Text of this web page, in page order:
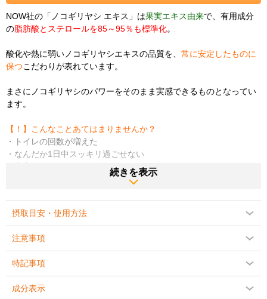
NOW社の「ノコギリヤシ エキス」は果実エキス由来で、有用成分
の脂肪酸とステロールを85～95％も標準化。
酸化や熱に弱いノコギリヤシエキスの品質を、 常に安定したものに
保つこだわりが表れています。
まさにノコギリヤシのパワーをそのまま実感できるものとなってい
ます。
【！】こんなことあてはまりませんか？
・トイレの回数が増えた
・なんだか1日中スッキリ過ごせない
・夜中にトイレに行く回数が多い・・・
・ヘアースタイルのボリューム・ハリ・コシが気になる
ノコギリヤシの果実に含まれている脂肪酸やステロールなどが、中
高年男性の悩みの種、DHT（ジヒドロテストステロン）をケアする
役割が期待されています。
こういった理由から、最近フサフサヘアーにあこがれる男性から選
ばれています！
●女性らしいボディラインを目指す逆転の発想！
続きを表示
摂取目安・使用方法
注意事項
特記事項
成分表示